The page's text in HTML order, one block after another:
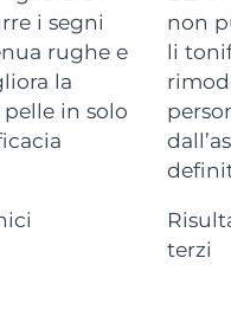
i segni
rughe e
la
in solo
non
li
terzi
stimata 8/14/26
stimata 8/10/26
stimata 8/13/26
8/12/26